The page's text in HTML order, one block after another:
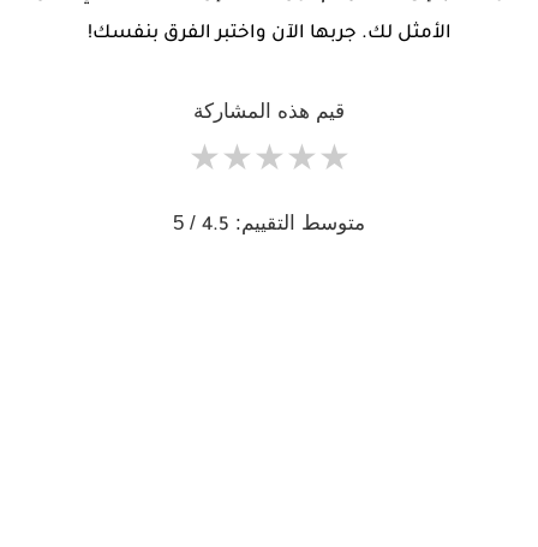
الأمثل لك. جربها الآن واختبر الفرق بنفسك!
قيم هذه المشاركة
★
★
★
★
★
متوسط التقييم: 4.5
/ 5